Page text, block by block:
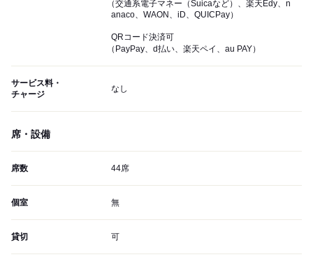
（交通系電子マネー（Suicaなど）、楽天Edy、n
anaco、WAON、iD、QUICPay）
QRコード決済可
（PayPay、d払い、楽天ペイ、au PAY）
サービス料・
チャージ
なし
席・設備
席数 44席
個室 無
貸切 可